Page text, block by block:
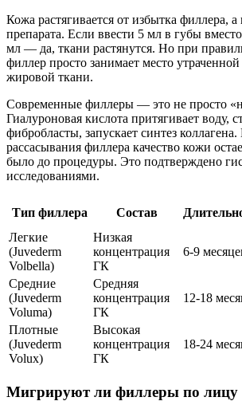
Кожа растягивается от избытка филлера, а
препарата. Если ввести 5 мл в губы
мл — да, ткани растянутся. Но при
филлер просто занимает место утраченной
жировой ткани.
Современные филлеры — это не просто
Гиалуроновая кислота притягивает воду,
фибробласты, запускает синтез
рассасывания филлера качество кожи
было до процедуры. Это подтверждено
исследованиями.
Тип филлера Состав
Легкие
(Juvederm
Volbella)
Низкая
концентрация
ГК
6-9
Средние
(Juvederm
Voluma)
Средняя
концентрация
ГК
12-18
Плотные
(Juvederm
Volux)
Высокая
концентрация
ГК
18-24
Мигрируют ли филлеры по лицу